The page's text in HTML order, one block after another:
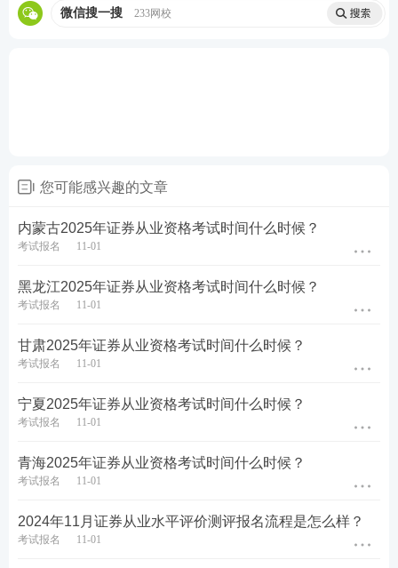
第六次：10月26日
8月2日15时
海南2025年证券考试报名条件是什么？
类别 证券从业 证券专项
报名条件
岁;
2.取得国务院教育行政
学历;
3.或具有高中或相当于
三十六个月以上工作经
历;
资咨询公司等证券行业
机构已开具录用通知的
一般业务水平评价测试
达到基本要求且在有效
司董事、监事、高级管
规则》第十条规定的相
业务水平评价测试。
微信搜一搜 233网校
您可能感兴趣的文章
内蒙古2025年证券从业资格考试时间什么时候？
考试报名 11-01
黑龙江2025年证券从业资格考试时间什么时候？
考试报名 11-01
甘肃2025年证券从业资格考试时间什么时候？
考试报名 11-01
宁夏2025年证券从业资格考试时间什么时候？
考试报名 11-01
青海2025年证券从业资格考试时间什么时候？
考试报名 11-01
2024年11月证券从业水平评价测评报名流程是怎么样？
考试报名 11-01